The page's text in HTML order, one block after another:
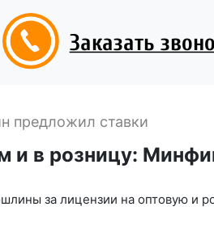
Заказать
предложил ставки
и в розницу:
за лицензии на оптовую и